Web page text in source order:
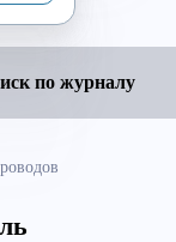
по журналу